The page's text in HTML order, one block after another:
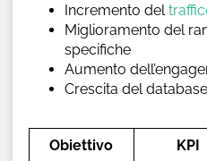
Incremento del
Miglioramento del
specifiche
Aumento
Crescita del
Obiettivo KPI